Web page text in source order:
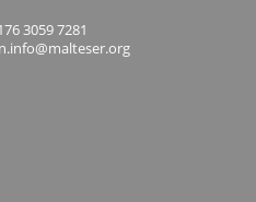
3059 7281